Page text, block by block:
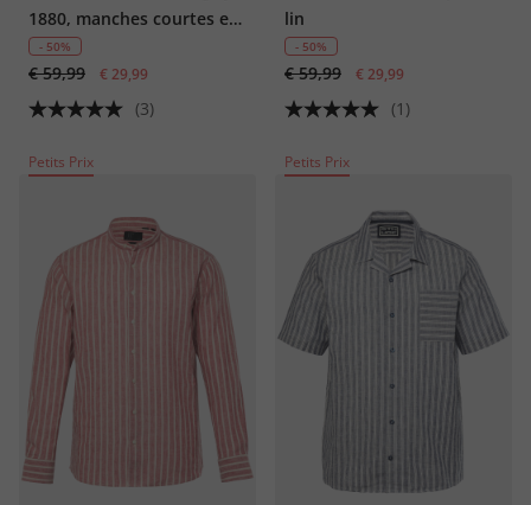
1880, manches courtes et
col Kent, imprimé all-over,
coupe Modern Fit -
jusqu'au 8 XL
- 50%
€ 59,99 € 29,99
(3)
lin
- 50%
€ 59,99 € 29,99
(1)
Petits Prix Petits Prix